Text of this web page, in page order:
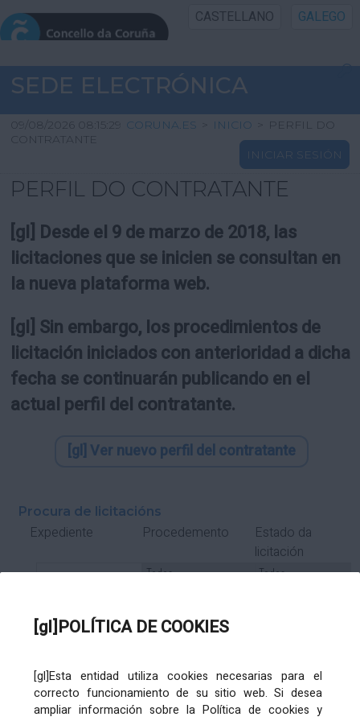
[gl]POLÍTICA DE COOKIES
[gl]Esta entidad utiliza cookies necesarias para el
correcto funcionamiento de su sitio web. Si desea
ampliar información sobre la Política de cookies y
CASTELLANO GALEGO
INICIO SEDE
INICIO
INFORMACIÓN PÚBLICA
UTILIDADES
SEDE ELECTRÓNICA
09/08/2026 08:15:29 CORUNA.ES > INICIO > PERFIL DO
CONTRATANTE
INICIAR SESIÓN
PERFIL DO CONTRATANTE
[gl] Desde el 9 de marzo de 2018, las
licitaciones que se inicien se consultan en
la nueva plataforma web.
[gl] Sin embargo, los procedimientos de
licitación iniciados con anterioridad a dicha
fecha se continuarán publicando en el
actual perfil del contratante.
[gl] Ver nuevo perfil del contratante
Procura de licitacións
Expediente Procedemento
Estado da
licitación
Subcontrato Tramitación
Órgano de contratación Título